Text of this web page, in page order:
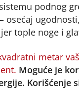
podnog
osećaj
tople noge i
metar
Moguće je
Korišćenje